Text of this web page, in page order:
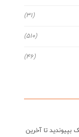
(31)
(510)
(46)
بپیوندید تا آخرین